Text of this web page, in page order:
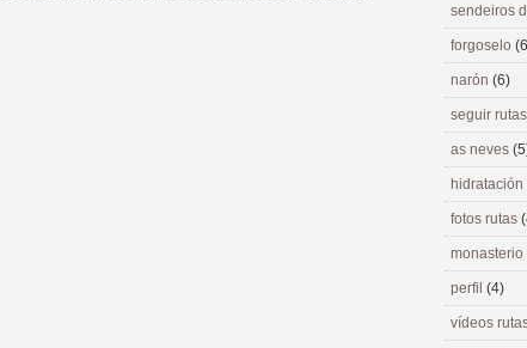
sendeiros
forgoselo
narón (6)
seguir
as neves
hidratación
fotos rutas
perfil (4)
vídeos